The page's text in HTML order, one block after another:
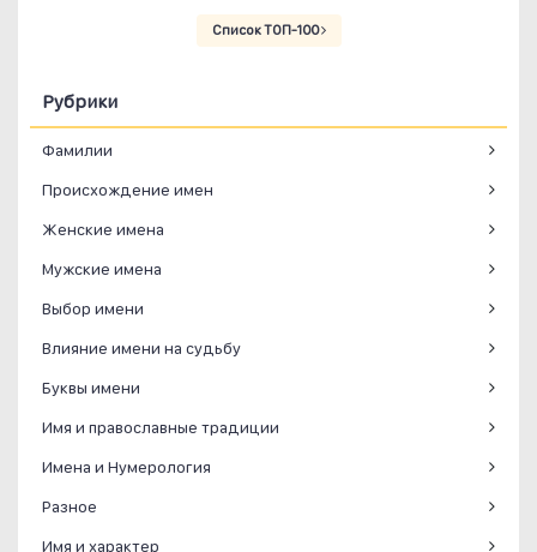
Список ТОП-100
Рубрики
Фамилии
Происхождение имен
Женские имена
Мужские имена
Выбор имени
Влияние имени на судьбу
Буквы имени
Имя и православные традиции
Имена и Нумерология
Разное
Имя и характер